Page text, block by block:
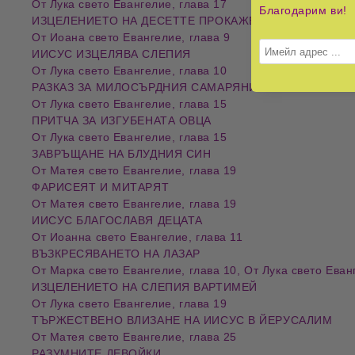
От Лука свето Евангелие, глава 17
ИЗЦЕЛЕНИЕТО НА ДЕСЕТТЕ ПРОКАЖЕНИ
От Иоана свето Евангелие, глава 9
ИИСУС ИЗЦЕЛЯВА СЛЕПИЯ
От Лука свето Евангелие, глава 10
РАЗКАЗ ЗА МИЛОСЪРДНИЯ САМАРЯНИН
От Лука свето Евангелие, глава 15
ПРИТЧА ЗА ИЗГУБЕНАТА ОВЦА
От Лука свето Евангелие, глава 15
ЗАВРЪЩАНЕ НА БЛУДНИЯ СИН
От Матея свето Евангелие, глава 19
ФАРИСЕЯТ И МИТАРЯТ
От Матея свето Евангелие, глава 19
ИИСУС БЛАГОСЛАВЯ ДЕЦАТА
От Иоанна свето Евангелие, глава 11
ВЪЗКРЕСЯВАНЕТО НА ЛАЗАР
От Марка свето Евангелие, глава 10, От Лука свето
ИЗЦЕЛЕНИЕТО НА СЛЕПИЯ ВАРТИМЕЙ
От Лука свето Евангелие, глава 19
ТЪРЖЕСТВЕНО ВЛИЗАНЕ НА ИИСУС В ЙЕРУСАЛИМ
От Матея свето Евангелие, глава 25
Благодарим ви!